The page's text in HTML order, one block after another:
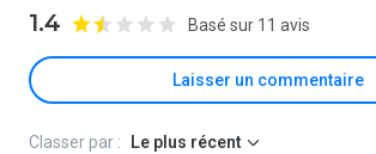
1.4 Basé sur 11 avis
Laisser un commentaire
Classer par : Le plus récent